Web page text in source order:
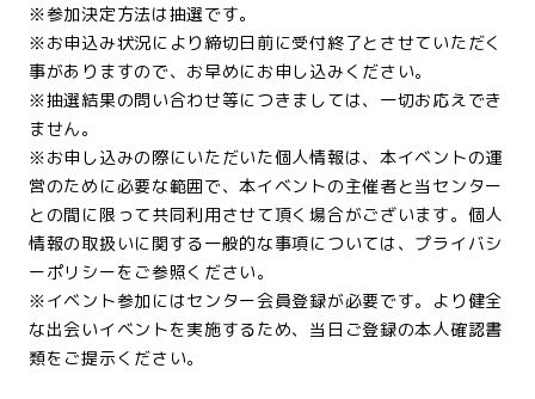
※参加決定方法は抽選です。
※お申込み状況により締切日前に受付終了とさせていただく
事がありますので、お早めにお申し込みください。
※抽選結果の問い合わせ等につきましては、一切お応えでき
ません。
※お申し込みの際にいただいた個人情報は、本イベントの運
営のために必要な範囲で、本イベントの主催者と当センター
との間に限って共同利用させて頂く場合がございます。個人
情報の取扱いに関する一般的な事項については、プライバシ
ーポリシーをご参照ください。
※イベント参加にはセンター会員登録が必要です。より健全
な出会いイベントを実施するため、当日ご登録の本人確認書
類をご提示ください。